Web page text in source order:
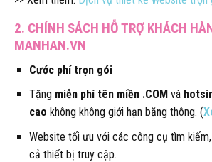
2. CHÍNH SÁCH HỖ TRỢ KHÁCH
MANHAN.VN
Cước phí trọn gói
Tặng miễn phí tên miền .COMvà
cao không không giới hạn băng thông. (
Website tối ưu với các công cụ tìm
cả thiết bị truy cập.